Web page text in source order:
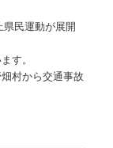
民運動が展開
す。
村から交通事故